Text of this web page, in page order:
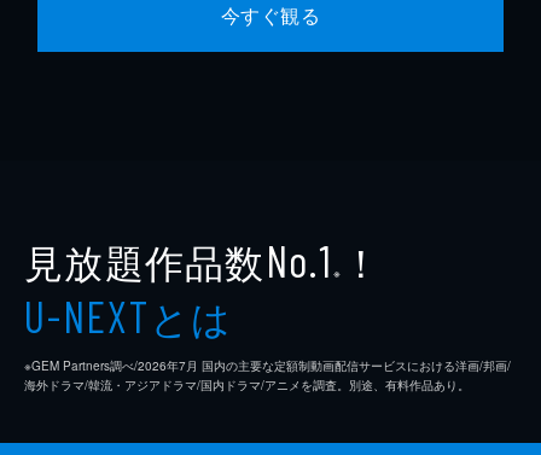
今すぐ観る
見放題作品数No.1 ※ ！
U-NEXTとは
※GEM Partners調べ/2026年7⽉ 国内の主要な定額制動画配信サービスにおける洋画/邦画/
海外ドラマ/韓流・アジアドラマ/国内ドラマ/アニメを調査。別途、有料作品あり。